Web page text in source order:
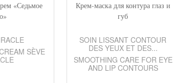
«Седьмое
SÈVE
Крем-маска для контура глаз и
губ
SOIN LISSANT CONTOUR
DES YEUX ET DES...
SMOOTHING CARE FOR EYE
AND LIP CONTOURS